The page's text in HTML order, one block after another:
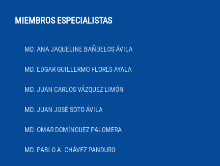
MIEMBROS ESPECIALISTAS
MD. ANA JAQUELINE BAÑUELOS ÁVILA
MD. EDGAR GUILLERMO FLORES AYALA
MD. JUAN CARLOS VÁZQUEZ LIMÓN
MD. JUAN JOSÉ SOTO ÁVILA
MD. OMAR DOMÍNGUEZ PALOMERA
MD. PABLO A. CHÁVEZ PANDURO